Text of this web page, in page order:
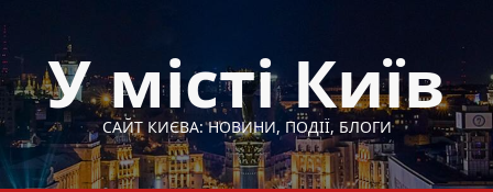
до
вмістуУ місті Київ
САЙТ КИЄВА: НОВИНИ, ПОДІЇ, БЛОГИ